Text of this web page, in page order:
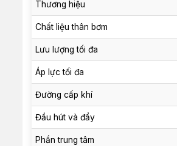
Thương hiệu
Chất liệu thân bơm
Lưu lượng tối đa
Áp lực tối đa
Đường cấp khí
Đầu hút và đẩy
Phần trung tâm